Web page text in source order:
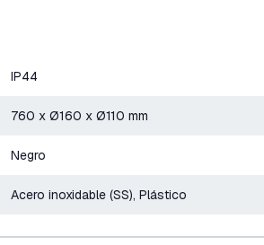
IP44
760 x Ø160 x Ø110 mm
Negro
Acero inoxidable (SS), Plástico